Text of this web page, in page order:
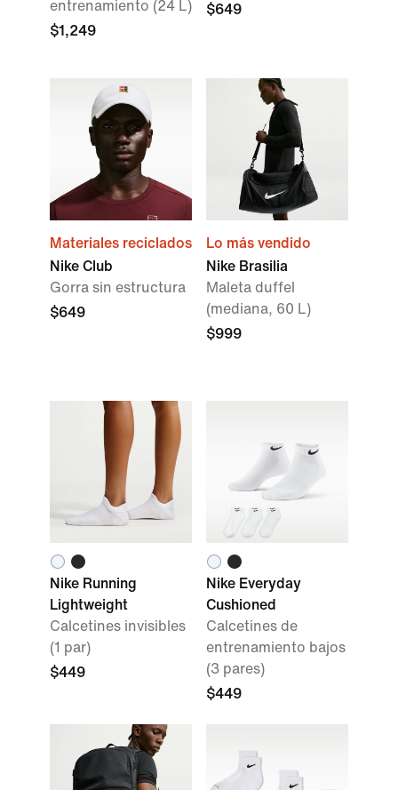
entrenamiento (24 L)
$1,249
$649
Materiales reciclados
Nike Club
Gorra sin estructura
$649
Lo más vendido
Nike Brasilia
Maleta duffel
(mediana, 60 L)
$999
Nike Running
Lightweight
Calcetines invisibles
(1 par)
$449
Nike Everyday
Cushioned
Calcetines de
entrenamiento bajos
(3 pares)
$449